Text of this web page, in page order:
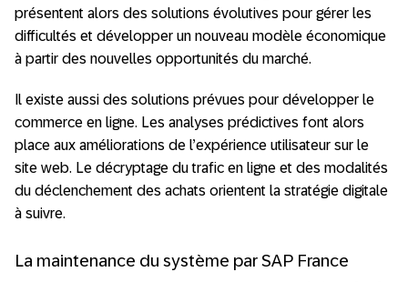
présentent alors des solutions évolutives pour gérer les
difficultés et développer un nouveau modèle économique
à partir des nouvelles opportunités du marché.
Il existe aussi des solutions prévues pour développer le
commerce en ligne. Les analyses prédictives font alors
place aux améliorations de l’expérience utilisateur sur le
site web. Le décryptage du trafic en ligne et des modalités
du déclenchement des achats orientent la stratégie digitale
à suivre.
La maintenance du système par SAP France